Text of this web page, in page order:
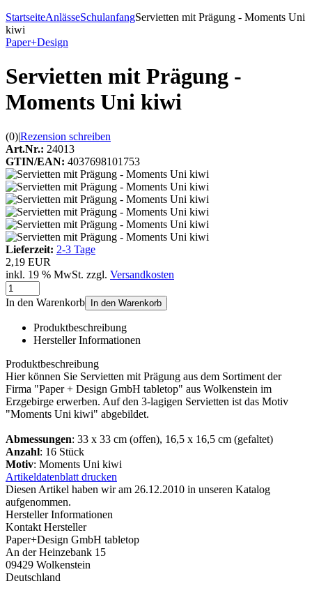
StartseiteAnlässeSchulanfangServietten mit Prägung - Moments Uni
kiwi
Paper+Design
Servietten mit Prägung -
Moments Uni kiwi
(0)|Rezension schreiben
Art.Nr.: 24013
GTIN/EAN: 4037698101753
Lieferzeit: 2-3 Tage
2,19 EUR
inkl. 19 % MwSt. zzgl. Versandkosten
In den Warenkorb In den Warenkorb
Produktbeschreibung
Hersteller Informationen
Produktbeschreibung
Hier können Sie Servietten mit Prägung aus dem Sortiment der
Firma "Paper + Design GmbH tabletop" aus Wolkenstein im
Erzgebirge erwerben. Auf den 3-lagigen Servietten ist das Motiv
"Moments Uni kiwi" abgebildet.
Abmessungen: 33 x 33 cm (offen), 16,5 x 16,5 cm (gefaltet)
Anzahl: 16 Stück
Motiv: Moments Uni kiwi
Artikeldatenblatt drucken
Diesen Artikel haben wir am 26.12.2010 in unseren Katalog
aufgenommen.
Hersteller Informationen
Kontakt Hersteller
Paper+Design GmbH tabletop
An der Heinzebank 15
09429 Wolkenstein
Deutschland